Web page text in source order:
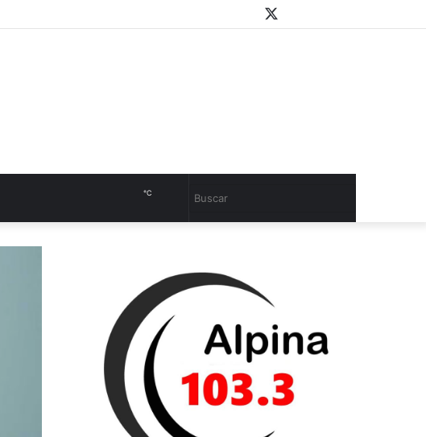
Instagram
Youtube
WhatsApp
Cambiar
℃